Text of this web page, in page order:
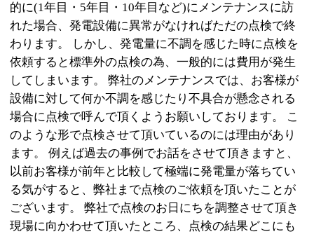
的に(1年目・5年目・10年目など)にメンテナンスに訪
れた場合、発電設備に異常がなければただの点検で終
わります。 しかし、発電量に不調を感じた時に点検を
依頼すると標準外の点検の為、一般的には費用が発生
してしまいます。 弊社のメンテナンスでは、お客様が
設備に対して何か不調を感じたり不具合が懸念される
場合に点検で呼んで頂くようお願いしております。 こ
のような形で点検させて頂いているのには理由があり
ます。 例えば過去の事例でお話をさせて頂きますと、
以前お客様が前年と比較して極端に発電量が落ちてい
る気がすると、弊社まで点検のご依頼を頂いたことが
ございます。 弊社で点検のお日にちを調整させて頂き
現場に向かわせて頂いたところ、点検の結果どこにも